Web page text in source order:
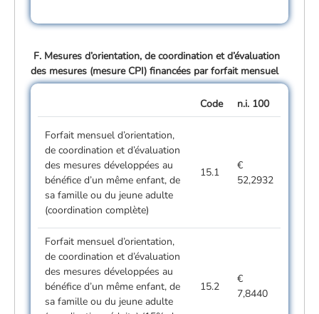
F. Mesures d’orientation, de coordination et d’évaluation
des mesures (mesure CPI) financées par forfait mensuel
Code n.i. 100
Forfait mensuel d’orientation,
de coordination et d’évaluation
des mesures développées au
bénéfice d’un même enfant, de
sa famille ou du jeune adulte
(coordination complète)
15.1
€
52,2932
Forfait mensuel d’orientation,
de coordination et d’évaluation
des mesures développées au
bénéfice d’un même enfant, de
sa famille ou du jeune adulte
15.2
€
7,8440